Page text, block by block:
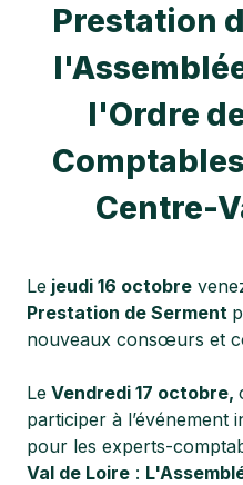
Prestation
l'Ordre
Centre-
Le jeudi 16 octobre
Prestation de Serment
nouveaux consœurs et
Le Vendredi 17 octobre,
participer à l’événement
pour les experts-
Val de Loire :